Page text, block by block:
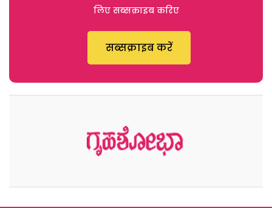
लिए सब्सक्राइब करिए
सब्सक्राइब करें